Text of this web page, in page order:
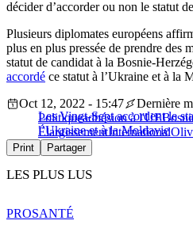
décider d’accorder ou non le statut
Plusieurs diplomates européens
plus en plus pressée de prendre des
statut de candidat à la Bosnie-
accordé ce statut à l’Ukraine et à la
Les Vingt-Sept accordent le
l’Ukraine et à la Moldavie
Oct 12, 2022 - 15:47
Dernière
Politiqueadhésion à l'UE
ÉlargissementInternational
Print Partager
LES PLUS LUS
PROSANTÉ